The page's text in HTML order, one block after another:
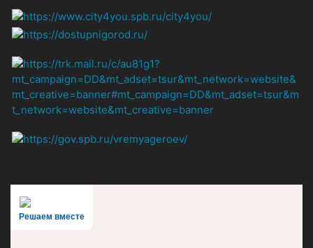
Решаем вместе